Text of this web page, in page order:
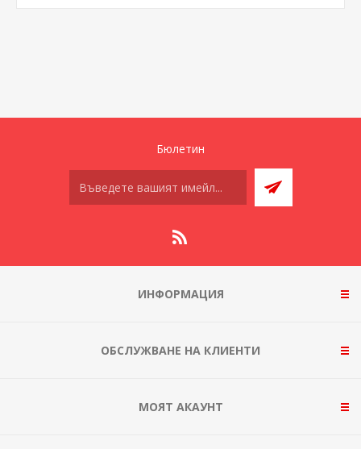
Бюлетин
ИНФОРМАЦИЯ
ОБСЛУЖВАНЕ НА КЛИЕНТИ
МОЯТ АКАУНТ